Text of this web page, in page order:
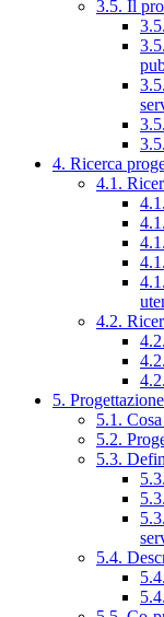
3.5. Il
4. Ricerca
4.1.
4.2.
5.
5.1.
5.2.
5.3.
5.4.